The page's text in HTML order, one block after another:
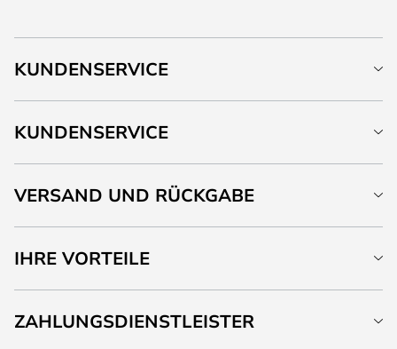
KUNDENSERVICE
KUNDENSERVICE
VERSAND UND RÜCKGABE
IHRE VORTEILE
ZAHLUNGSDIENSTLEISTER